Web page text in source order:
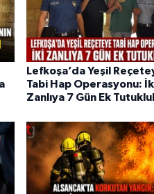
Lefkoşa’da Yeşil
Tabi Hap Operasyonu:
Zanlıya 7 Gün Ek